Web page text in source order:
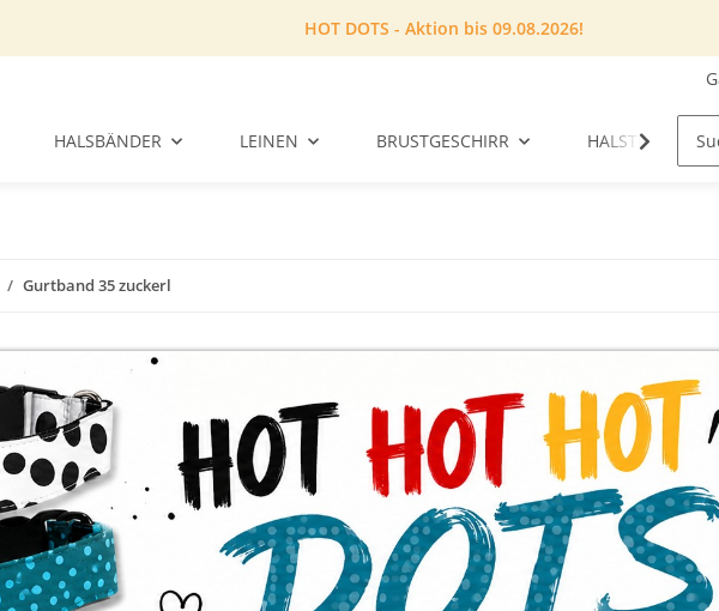
HOT DOTS - Aktion bis 09.08.2026!
HALSBÄNDER LEINEN BRUSTGESCHIRR HALSTUCH
Gurtband 35 zuckerl